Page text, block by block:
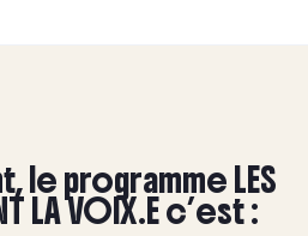
programme LES
LA VOIX.E c’est :